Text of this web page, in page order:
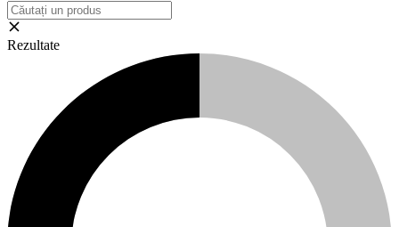
Rezultate